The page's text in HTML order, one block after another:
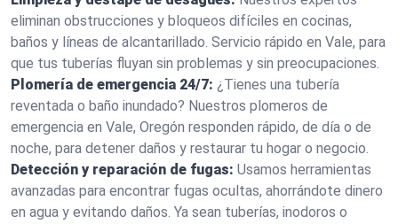
eliminan obstrucciones y bloqueos difíciles en cocinas,
baños y líneas de alcantarillado. Servicio rápido en Vale, para
que tus tuberías fluyan sin problemas y sin preocupaciones.
Plomería de emergencia 24/7: ¿Tienes una tubería
reventada o baño inundado? Nuestros plomeros de
emergencia en Vale, Oregón responden rápido, de día o de
noche, para detener daños y restaurar tu hogar o negocio.
Detección y reparación de fugas: Usamos herramientas
avanzadas para encontrar fugas ocultas, ahorrándote dinero
en agua y evitando daños. Ya sean tuberías, inodoros o